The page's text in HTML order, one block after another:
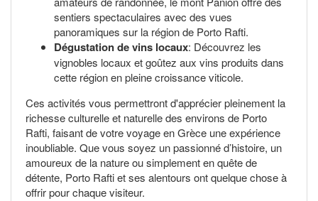
sentiers spectaculaires avec des vues
panoramiques sur la région de Porto Rafti.
Dégustation de vins locaux: Découvrez les
vignobles locaux et goûtez aux vins produits dans
cette région en pleine croissance viticole.
Ces activités vous permettront d'apprécier pleinement la
richesse culturelle et naturelle des environs de Porto
Rafti, faisant de votre voyage en Grèce une expérience
inoubliable. Que vous soyez un passionné d’histoire, un
amoureux de la nature ou simplement en quête de
détente, Porto Rafti et ses alentours ont quelque chose à
offrir pour chaque visiteur.